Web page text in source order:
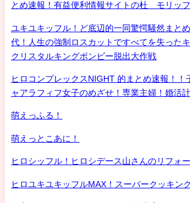
とめ速報！有益便利情報サイトの杜 モリッ
ユキユキッフル！ど底辺的一同驚愕騒然まと
代！人生の強制ロスカットですべてを失った
クリスタルキングボンビー脱出大作戦
ヒロコンプレックスNIGHT 的まとめ速報！！
ャアラフィフ女子のめざせ！専業主婦！婚活
萌えっふる！
萌えっとこあに！
ヒロシッフル！ヒロシデース山さんのリフォ
ヒロユキユキッフルMAX！スーパークッキング